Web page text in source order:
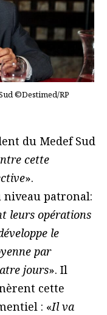
©Destimed/RP
du Medef Sud
cette
».
niveau patronal:
leurs opérations
le
par
jours». Il
cette
: «Il va